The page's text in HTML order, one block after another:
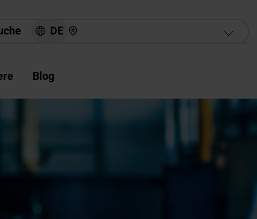
DE Hier finden Sie uns
Blog